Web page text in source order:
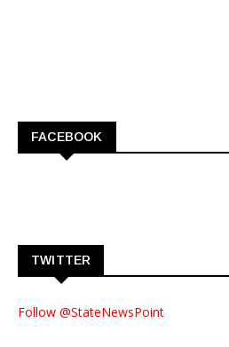
FACEBOOK
TWITTER
Follow @StateNewsPoint